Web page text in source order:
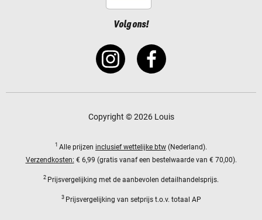
Volg ons!
Copyright © 2026 Louis
1 Alle prijzen inclusief wettelijke btw (Nederland).
Verzendkosten: € 6,99 (gratis vanaf een bestelwaarde van € 70,00).
2 Prijsvergelijking met de aanbevolen detailhandelsprijs.
3 Prijsvergelijking van setprijs t.o.v. totaal AP